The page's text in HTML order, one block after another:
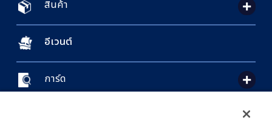
สินค้า
อีเวนต์
การ์ด
GLOBAL ENTRANCE